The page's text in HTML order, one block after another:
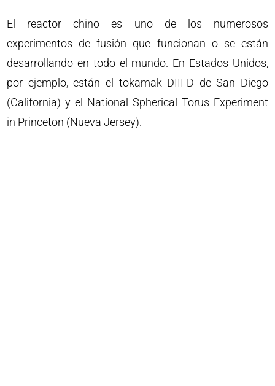
El reactor chino es uno de los numerosos
experimentos de fusión que funcionan o se están
desarrollando en todo el mundo. En Estados Unidos,
por ejemplo, están el tokamak DIII-D de San Diego
(California) y el National Spherical Torus Experiment
in Princeton (Nueva Jersey).